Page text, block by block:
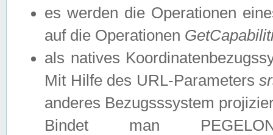
es werden die Operationen
auf die Operationen
als natives
Mit Hilfe des URL-Parameters
anderes Bezugsssystem
Bindet man